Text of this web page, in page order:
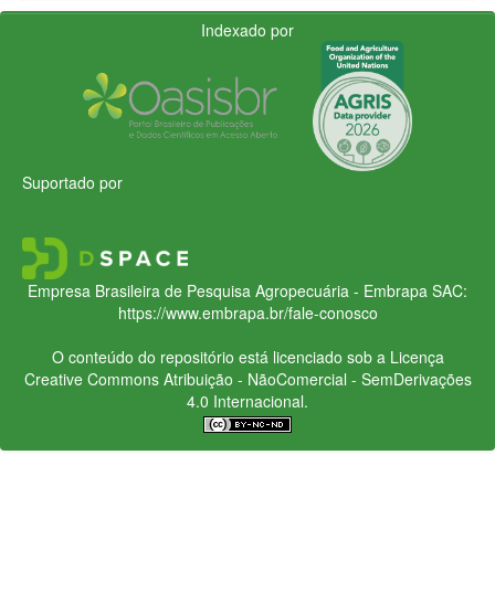
Indexado por
Suportado por
Empresa Brasileira de Pesquisa Agropecuária - Embrapa SAC:
https://www.embrapa.br/fale-conosco
O conteúdo do repositório está licenciado sob a Licença
Creative CommonsAtribuição - NãoComercial - SemDerivações
4.0 Internacional.